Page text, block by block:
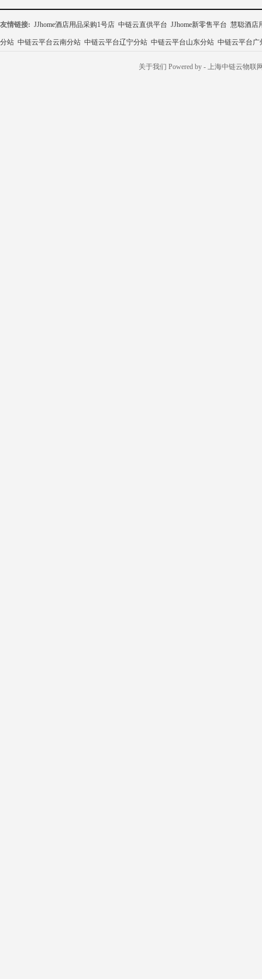
友情链接: JJhome酒店用品采购1号店 中链云直供平台 JJhome新零售平台 慧聪酒店
分站 中链云平台云南分站 中链云平台辽宁分站 中链云平台山东分站 中链云平台广
关于我们 Powered by - 上海中链云物联